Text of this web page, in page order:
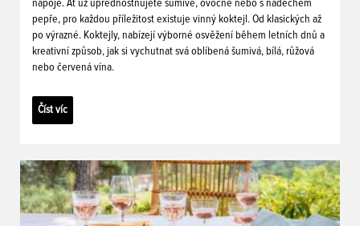
nápoje. Ať už upřednostňujete šumivé, ovocné nebo s nádechem
pepře, pro každou příležitost existuje vinný koktejl. Od klasických až
po výrazné. Koktejly, nabízejí výborné osvěžení během letních dnů a
kreativní způsob, jak si vychutnat svá oblíbená šumivá, bílá, růžová
nebo červená vína.
Číst víc